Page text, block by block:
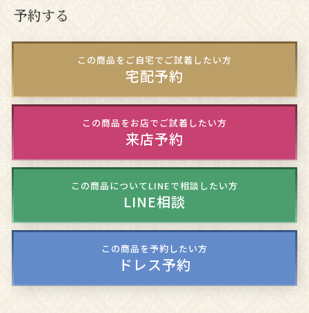
予約する
この商品をご自宅でご試着したい方
宅配予約
この商品をお店でご試着したい方
来店予約
この商品についてLINEで相談したい方
LINE相談
この商品を予約したい方
ドレス予約